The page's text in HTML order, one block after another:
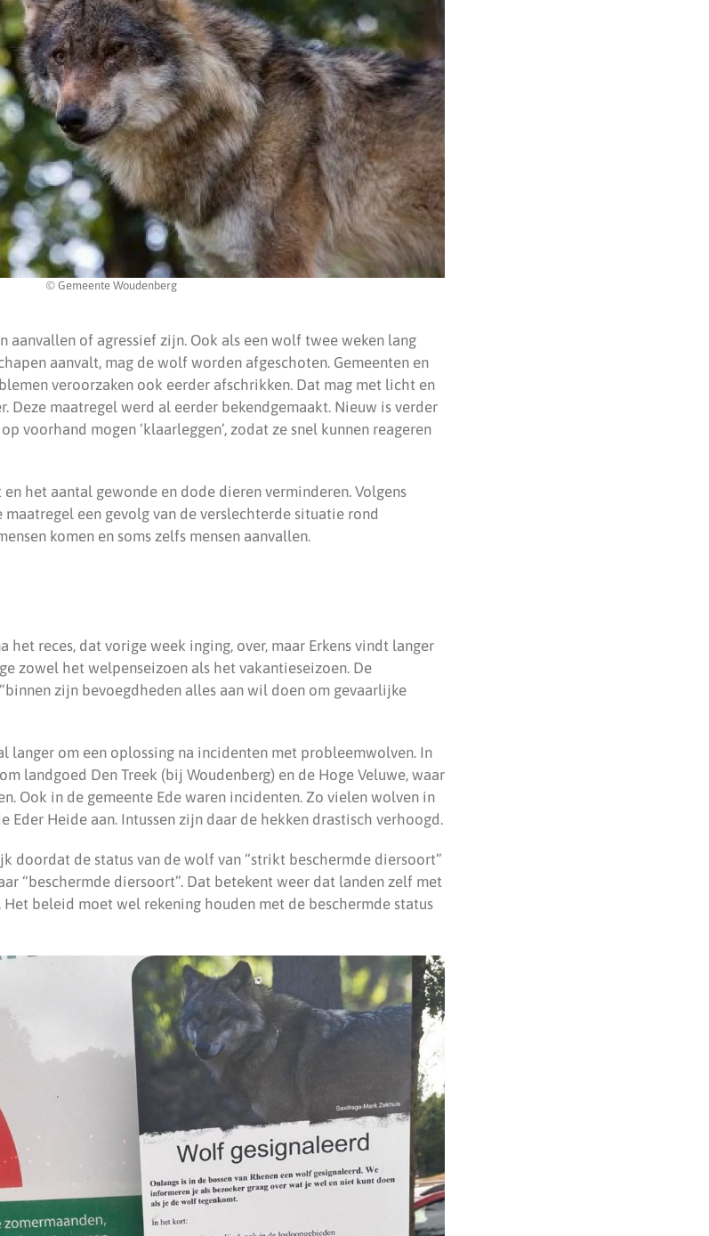
© Gemeente Woudenberg
aanvallen of agressief zijn. Ook als een wolf twee weken lang
aanvalt, mag de wolf worden afgeschoten. Gemeenten en
veroorzaken ook eerder afschrikken. Dat mag met licht en
Deze maatregel werd al eerder bekendgemaakt. Nieuw is verder
voorhand mogen ‘klaarleggen’, zodat ze snel kunnen reageren
het aantal gewonde en dode dieren verminderen. Volgens
maatregel een gevolg van de verslechterde situatie rond
komen en soms zelfs mensen aanvallen.
het reces, dat vorige week inging, over, maar Erkens vindt langer
zowel het welpenseizoen als het vakantieseizoen. De
zijn bevoegdheden alles aan wil doen om gevaarlijke
langer om een oplossing na incidenten met probleemwolven. In
landgoed Den Treek (bij Woudenberg) en de Hoge Veluwe, waar
Ook in de gemeente Ede waren incidenten. Zo vielen wolven in
Eder Heide aan. Intussen zijn daar de hekken drastisch verhoogd.
doordat de status van de wolf van “strikt beschermde diersoort”
“beschermde diersoort”. Dat betekent weer dat landen zelf met
beleid moet wel rekening houden met de beschermde status